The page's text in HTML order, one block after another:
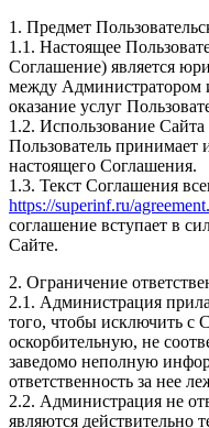
1. Предмет
1.1. Настоящее
Соглашение) является
между Администратором
оказание услуг
1.2. Использование Сайта
Пользователь принимает
настоящего Соглашения.
1.3. Текст Соглашения
https://superinf.ru/
соглашение вступает в
Сайте.
2. Ограничение
2.1. Администрация
того, чтобы исключить с
оскорбительную, не
заведомо неполную
ответственность за нее
2.2. Администрация не
являются действительно